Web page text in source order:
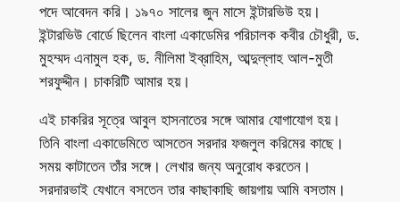
পদে আবেদন করি। ১৯৭০ সালের জুন মাসে ইন্টারভিউ হয়।
ইন্টারভিউ বোর্ডে ছিলেন বাংলা একাডেমির পরিচালক কবীর চৌধুরী, ড.
মুহম্মদ এনামুল হক, ড. নীলিমা ইব্রাহিম, আব্দুল্লাহ আল-মুতী
শরফুদ্দীন। চাকরিটি আমার হয়।
এই চাকরির সূত্রে আবুল হাসনাতের সঙ্গে আমার যোগাযোগ হয়।
তিনি বাংলা একাডেমিতে আসতেন সরদার ফজলুল করিমের কাছে।
সময় কাটাতেন তাঁর সঙ্গে। লেখার জন্য অনুরোধ করতেন।
সরদারভাই যেখানে বসতেন তার কাছাকাছি জায়গায় আমি বসতাম।